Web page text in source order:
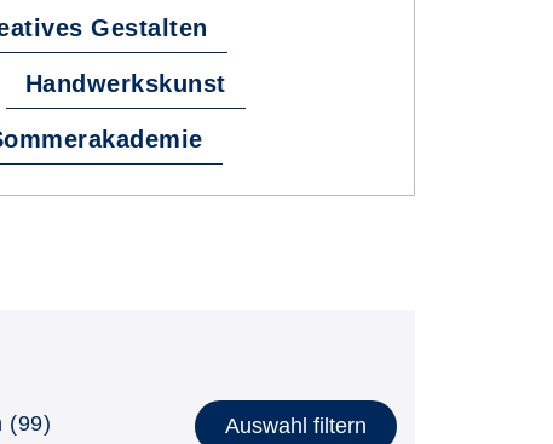
Gestalten
Handwerkskunst
(99) Auswahl filtern